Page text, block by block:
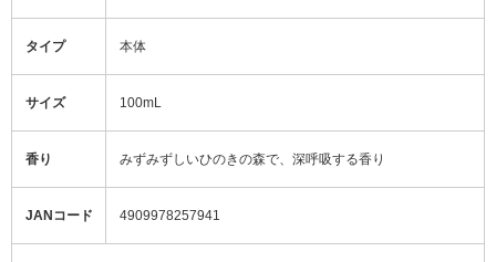
タイプ 本体
サイズ 100mL
香り みずみずしいひのきの森で、深呼吸する香り
JANコード 4909978257941